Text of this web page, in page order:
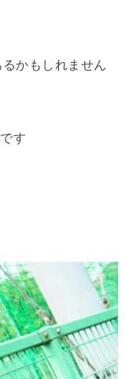
かもしれません
す